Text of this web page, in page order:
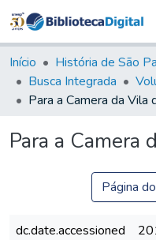
Início História de São
Busca Integrada
Para a Camera
Página
dc.date.accessioned